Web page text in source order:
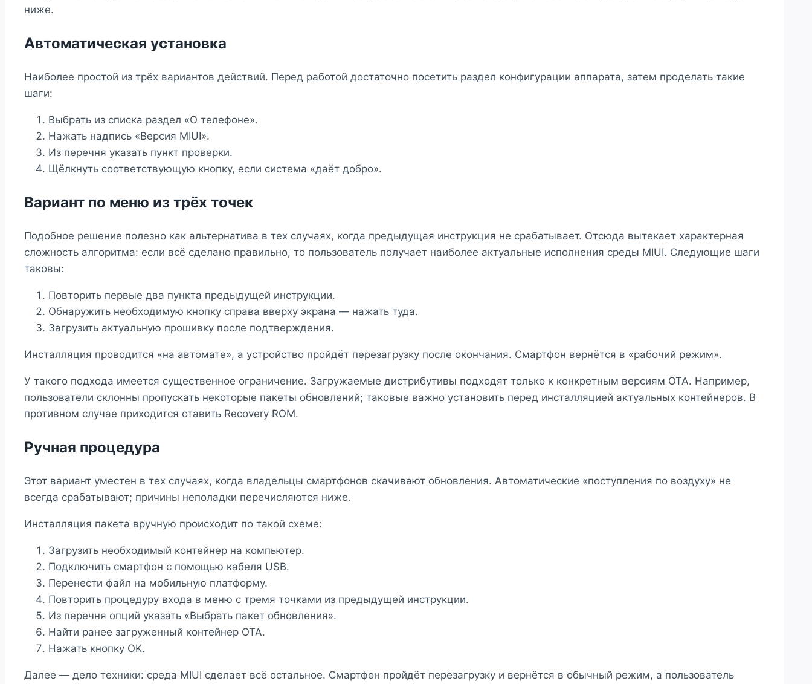
ниже.
Автоматическая установка
Наиболее простой из трёх вариантов действий. Перед работой достаточно посетить раздел конфигурации аппарата, затем проделать такие
шаги:
Выбрать из списка раздел «О телефоне».
Нажать надпись «Версия MIUI».
Из перечня указать пункт проверки.
Щёлкнуть соответствующую кнопку, если система «даёт добро».
Вариант по меню из трёх точек
Подобное решение полезно как альтернатива в тех случаях, когда предыдущая инструкция не срабатывает. Отсюда вытекает характерная
сложность алгоритма: если всё сделано правильно, то пользователь получает наиболее актуальные исполнения среды MIUI. Следующие шаги
таковы:
Повторить первые два пункта предыдущей инструкции.
Обнаружить необходимую кнопку справа вверху экрана — нажать туда.
Загрузить актуальную прошивку после подтверждения.
Инсталляция проводится «на автомате», а устройство пройдёт перезагрузку после окончания. Смартфон вернётся в «рабочий режим».
У такого подхода имеется существенное ограничение. Загружаемые дистрибутивы подходят только к конкретным версиям OTA. Например,
пользователи склонны пропускать некоторые пакеты обновлений; таковые важно установить перед инсталляцией актуальных контейнеров. В
противном случае приходится ставить Recovery ROM.
Ручная процедура
Этот вариант уместен в тех случаях, когда владельцы смартфонов скачивают обновления. Автоматические «поступления по воздуху» не
всегда срабатывают; причины неполадки перечисляются ниже.
Инсталляция пакета вручную происходит по такой схеме:
Загрузить необходимый контейнер на компьютер.
Подключить смартфон с помощью кабеля USB.
Перенести файл на мобильную платформу.
Повторить процедуру входа в меню с тремя точками из предыдущей инструкции.
Из перечня опций указать «Выбрать пакет обновления».
Найти ранее загруженный контейнер OTA.
Нажать кнопку OK.
Далее — дело техники: среда MIUI сделает всё остальное. Смартфон пройдёт перезагрузку и вернётся в обычный режим, а пользователь